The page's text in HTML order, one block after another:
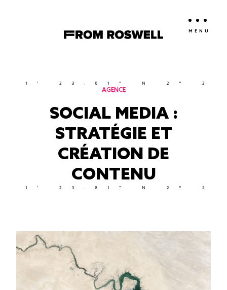
MENU
23.81" N 2° 21'
AGENCE
SOCIAL MEDIA :
STRATÉGIE ET
CRÉATION DE
CONTENU
23.81" N 2° 21'